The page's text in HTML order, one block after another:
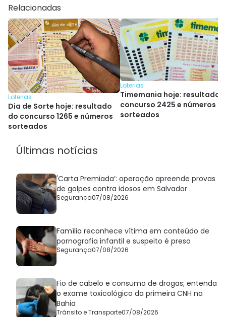
Relacionadas
Loterias
Dia de Sorte hoje: resultado
do concurso 1265 e números
sorteados
Loterias
Timemania hoje: resultado
concurso 2425 e números
sorteados
Últimas notícias
'Carta Premiada’: operação apreende provas
de golpes contra idosos em Salvador
Segurança07/08/2026
Família reconhece vítima em conteúdo de
pornografia infantil e suspeito é preso
Segurança07/08/2026
Fio de cabelo e consumo de drogas; entenda
o exame toxicológico da primeira CNH na
Bahia
Trânsito e Transporte07/08/2026